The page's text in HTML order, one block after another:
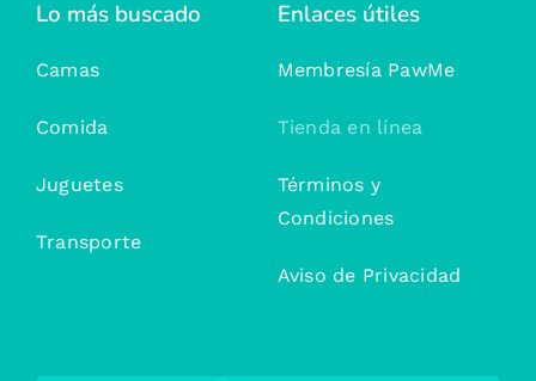
Lo más buscado
Camas
Comida
Juguetes
Transporte
Enlaces útiles
Membresía PawMe
Tienda en línea
Términos y
Condiciones
Aviso de Privacidad